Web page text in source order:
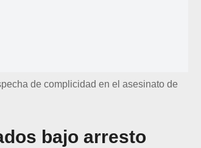
de complicidad en el asesinato de
bajo arresto